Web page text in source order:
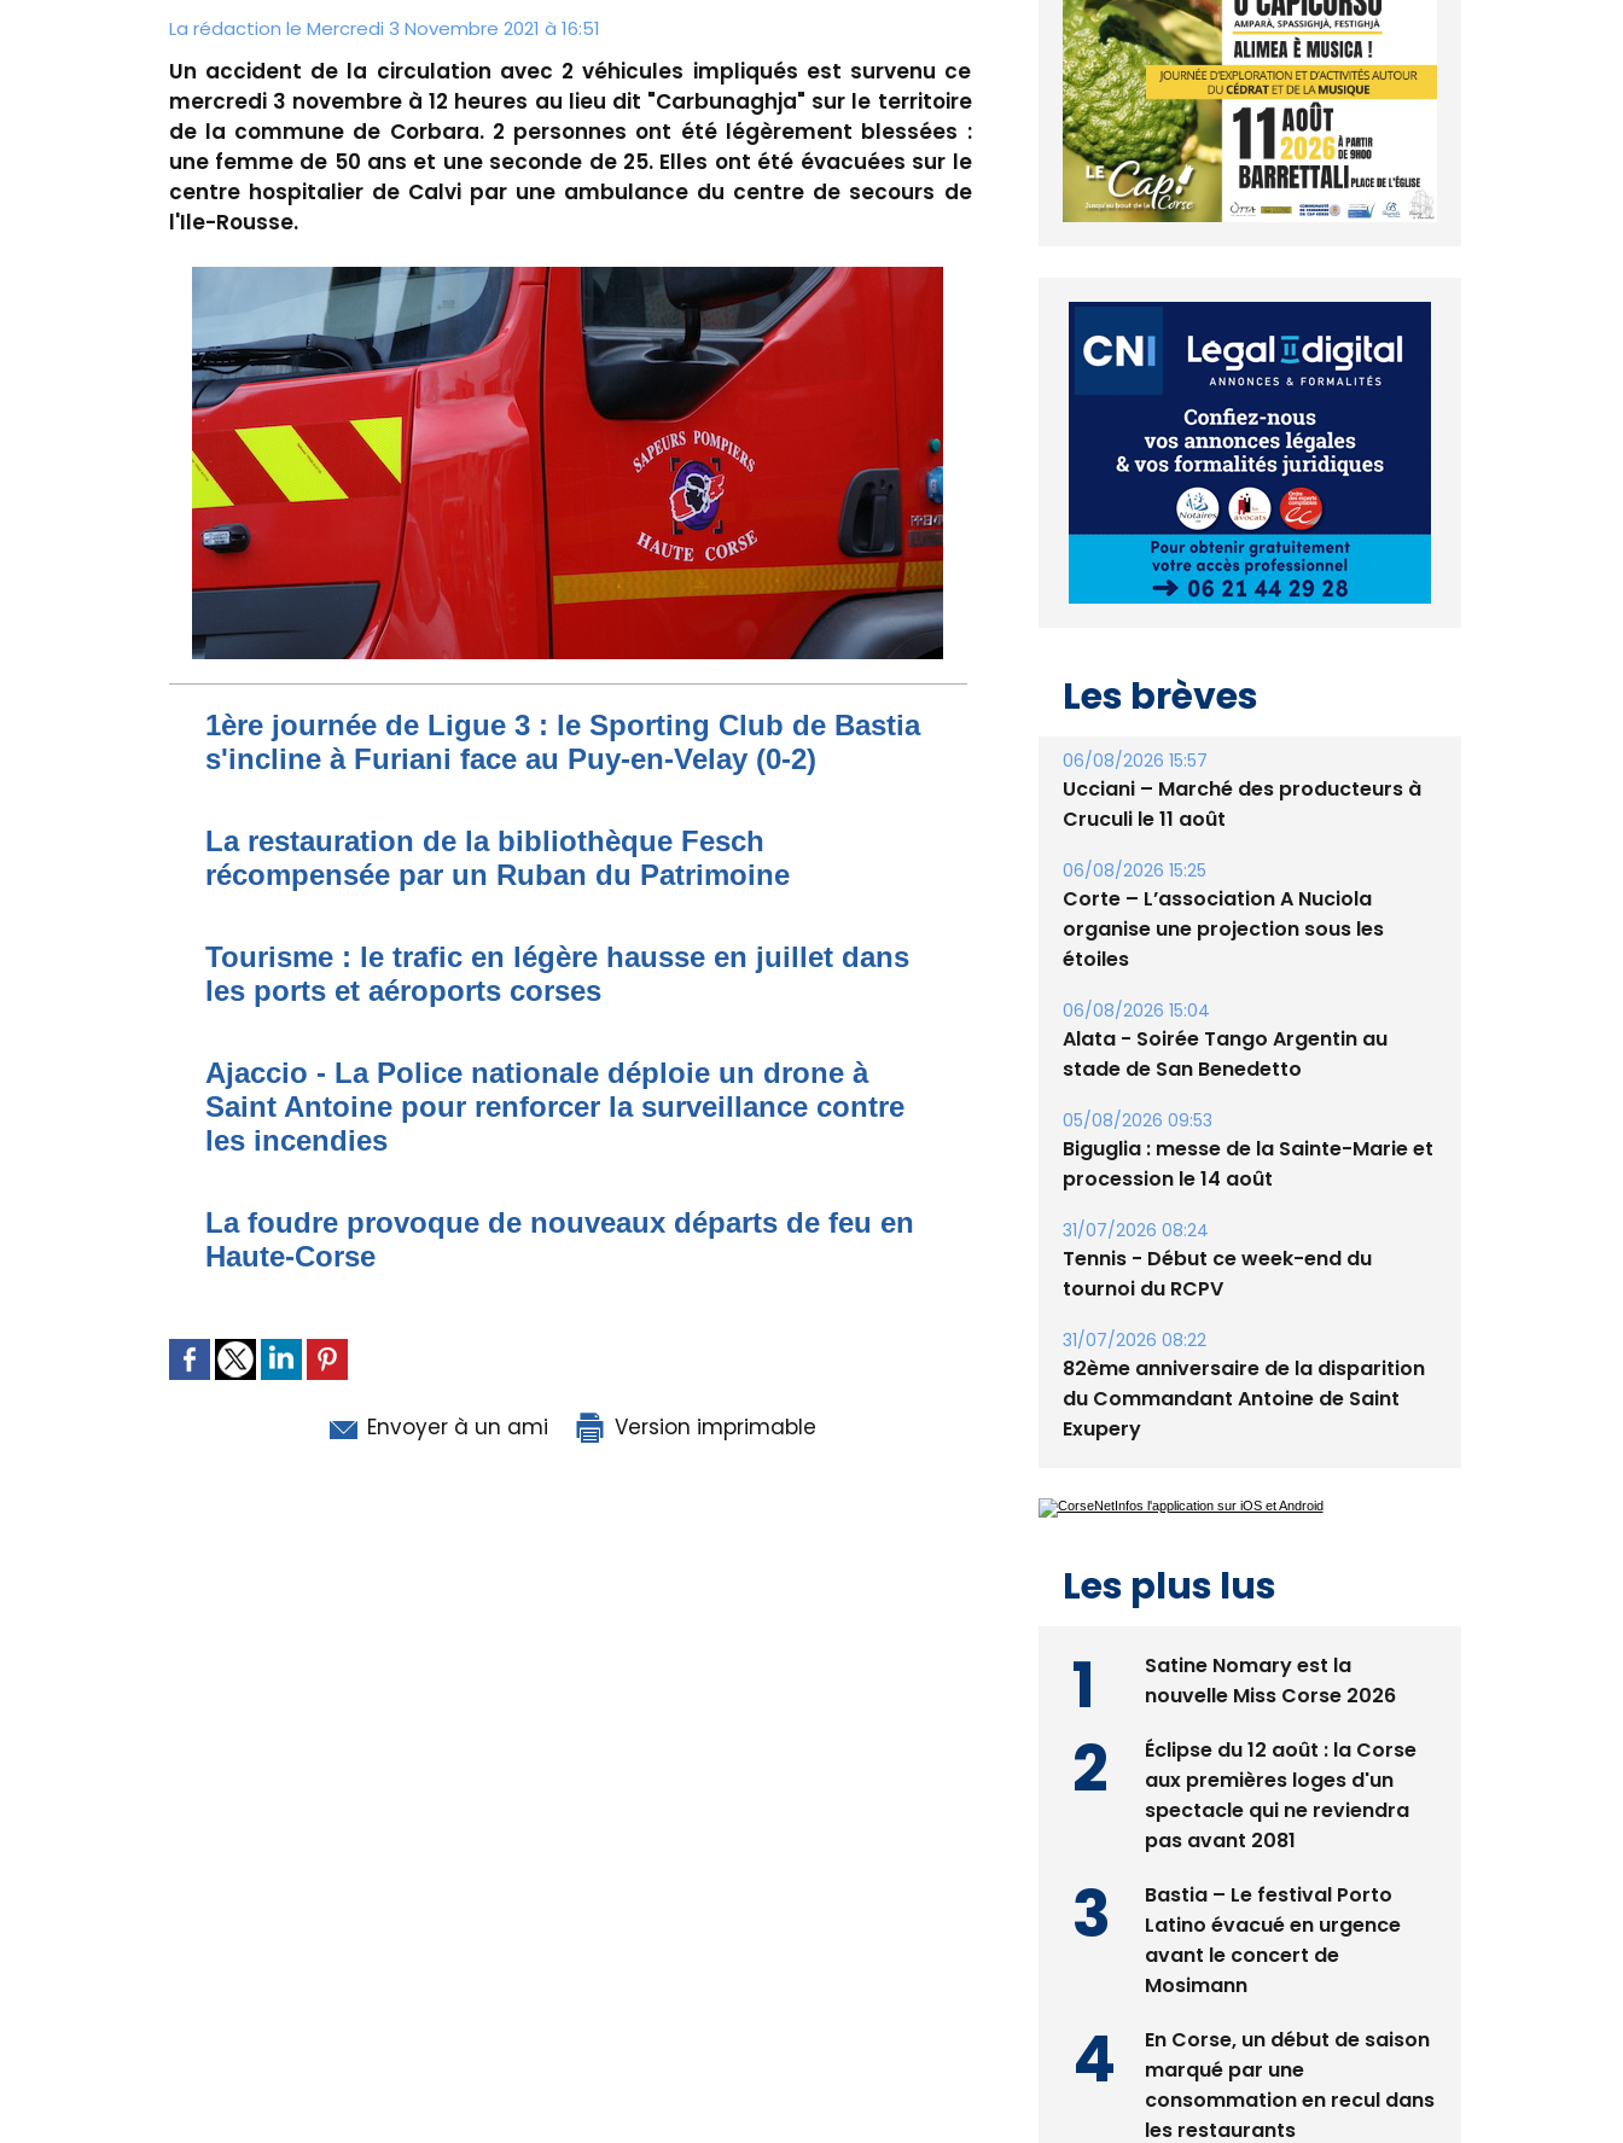
La rédaction le Mercredi 3 Novembre 2021 à 16:51
Un accident de la circulation avec 2 véhicules impliqués est survenu ce
mercredi 3 novembre à 12 heures au lieu dit "Carbunaghja" sur le territoire
de la commune de Corbara. 2 personnes ont été légèrement blessées :
une femme de 50 ans et une seconde de 25. Elles ont été évacuées sur le
centre hospitalier de Calvi par une ambulance du centre de secours de
l'Ile-Rousse.
1ère journée de Ligue 3 : le Sporting Club de Bastia
s'incline à Furiani face au Puy-en-Velay (0-2)
La restauration de la bibliothèque Fesch
récompensée par un Ruban du Patrimoine
Tourisme : le trafic en légère hausse en juillet dans
les ports et aéroports corses
Ajaccio - La Police nationale déploie un drone à
Saint Antoine pour renforcer la surveillance contre
les incendies
La foudre provoque de nouveaux départs de feu en
Haute-Corse
Envoyer à un ami Version imprimable
Les brèves
06/08/2026 15:57
Ucciani – Marché des producteurs à
Cruculi le 11 août
06/08/2026 15:25
Corte – L’association A Nuciola
organise une projection sous les
étoiles
06/08/2026 15:04
Alata - Soirée Tango Argentin au
stade de San Benedetto
05/08/2026 09:53
Biguglia : messe de la Sainte-Marie et
procession le 14 août
31/07/2026 08:24
Tennis - Début ce week-end du
tournoi du RCPV
31/07/2026 08:22
82ème anniversaire de la disparition
du Commandant Antoine de Saint
Exupery
Les plus lus
Satine Nomary est la
nouvelle Miss Corse 2026
Éclipse du 12 août : la Corse
aux premières loges d'un
spectacle qui ne reviendra
pas avant 2081
Bastia – Le festival Porto
Latino évacué en urgence
avant le concert de
Mosimann
En Corse, un début de saison
marqué par une
consommation en recul dans
les restaurants